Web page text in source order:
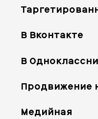
В Вконтакте
В
Продвижение
Медийная